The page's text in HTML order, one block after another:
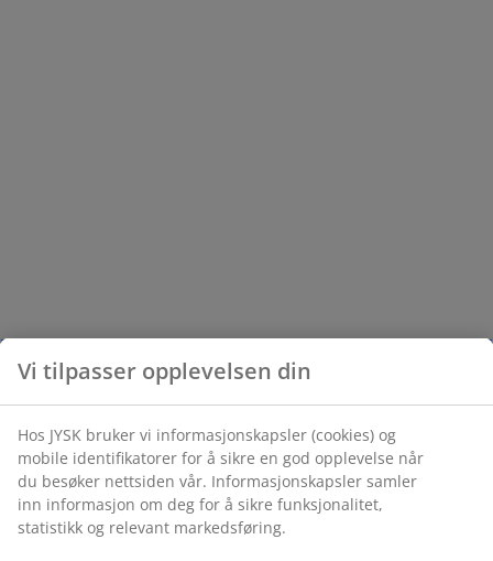
Vi tilpasser opplevelsen din
Hos JYSK bruker vi informasjonskapsler (cookies) og
mobile identifikatorer for å sikre en god opplevelse når
du besøker nettsiden vår. Informasjonskapsler samler
inn informasjon om deg for å sikre funksjonalitet,
statistikk og relevant markedsføring.